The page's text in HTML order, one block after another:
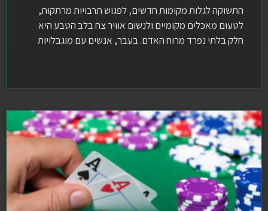
התשוקה לגלות מקומות חדשים, לפגוש תרבויות מרתקות,
לטעום מאכלים מקומיים ולנשום אוויר צח בלב הטבע היא
חלק בלתי נפרד מרוח האדם. בעבר, אנשים עם מוגבלויות